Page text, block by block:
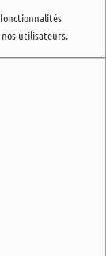
utilisateurs.